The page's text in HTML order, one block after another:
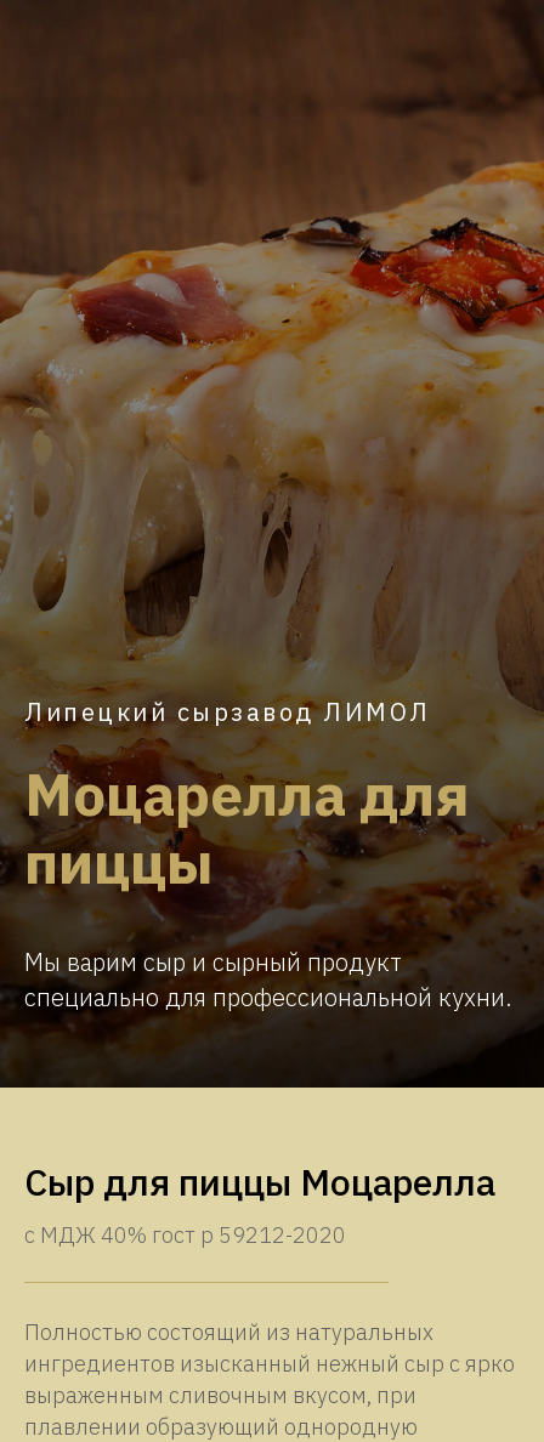
Липецкий сырзавод ЛИМОЛ
Моцарелла для
пиццы
Мы варим сыр и сырный продукт
специально для профессиональной кухни.
Сыр для пиццы Моцарелла
с МДЖ 40% гост р 59212-2020
Полностью состоящий из натуральных
ингредиентов изысканный нежный сыр с ярко
выраженным сливочным вкусом, при
плавлении образующий однородную